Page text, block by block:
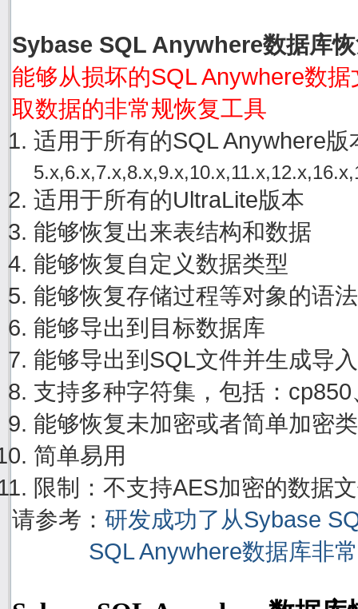
Sybase SQL Anywhere数据库
能够从损坏的SQL Anywhere数
取数据的非常规恢复工具
适用于所有的SQL Anywhere
适用于所有的UltraLite版本
能够恢复出来表结构和数据
能够恢复自定义数据类型
能够恢复存储过程等对象的语法
能够导出到目标数据库
能够导出到SQL文件并生成导
支持多种字符集，包括：
能够恢复未加密或者简单加密
简单易用
限制：不支持AES加密的数据
请参考： 研发成功了从Sybase
SQL Anywhere数据库非